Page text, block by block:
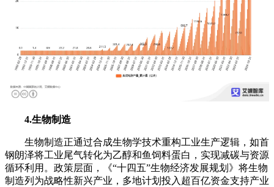
4.生物制造
生物制造正通过合成生物学技术重构工业生产逻辑，如首
钢朗泽将工业尾气转化为乙醇和鱼饲料蛋白，实现减碳与资源
循环利用。政策层面，《“十四五”生物经济发展规划》将生物
制造列为战略性新兴产业，多地计划投入超百亿资金支持产业